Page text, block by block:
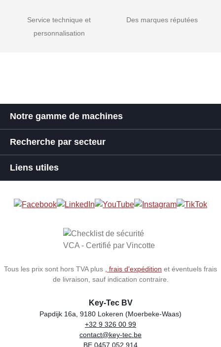
Service technique et
personnalisation
Des marques réputées
Notre gamme de machines
Recherche par secteur
Liens utiles
Tous les prix sont hors TVA plus , frais d'expédition et éventuels frais
de livraison, sauf indication contraire.
Store name
Key-Tec BV
Address
Papdijk 16a, 9180 Lokeren (Moerbeke-Waas)
Phone
+32 9 326 00 99
Email
contact@key-tec.be
VAT number
BE 0457.052.914